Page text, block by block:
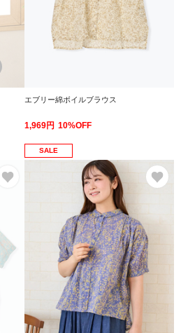
エブリー綿ボイルブラウス
1,969円 10%OFF
SALE